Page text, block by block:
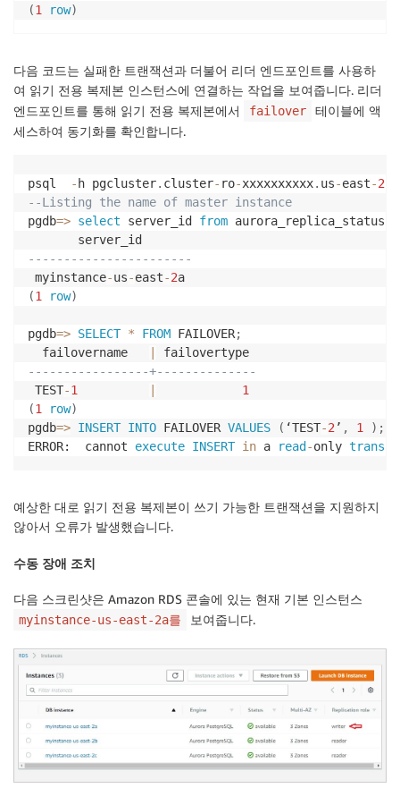
(1 row)
다음 코드는 실패한 트랜잭션과 더불어 리더 엔드포인트를 사용하
여 읽기 전용 복제본 인스턴스에 연결하는 작업을 보여줍니다. 리더
엔드포인트를 통해 읽기 전용 복제본에서
failover
테이블에 액
세스하여 동기화를 확인합니다.
psql - h pgcluster. cluster- ro-xxxxxxxxxx. us-east-2.
--Listing the name of master instance
pgdb=> select server_id from aurora_replica_status
-----------------------
myinstance-us-east-2
(1 row)
pgdb=> SELECT * FROM FAILOVER;
  failovername
-----------------+--------------
TEST-1
1
(1 row)
pgdb=> INSERT INTO FAILOVER VALUES ( ‘TEST-2 ’ , 1 ) ;
ERROR:  cannot execute INSERT in a read -only
예상한 대로 읽기 전용 복제본이 쓰기 가능한 트랜잭션을 지원하지
않아서 오류가 발생했습니다.
수동 장애 조치
다음 스크린샷은 Amazon RDS 콘솔에 있는 현재 기본 인스턴스
myinstance-us-east-2a를 보여줍니다.